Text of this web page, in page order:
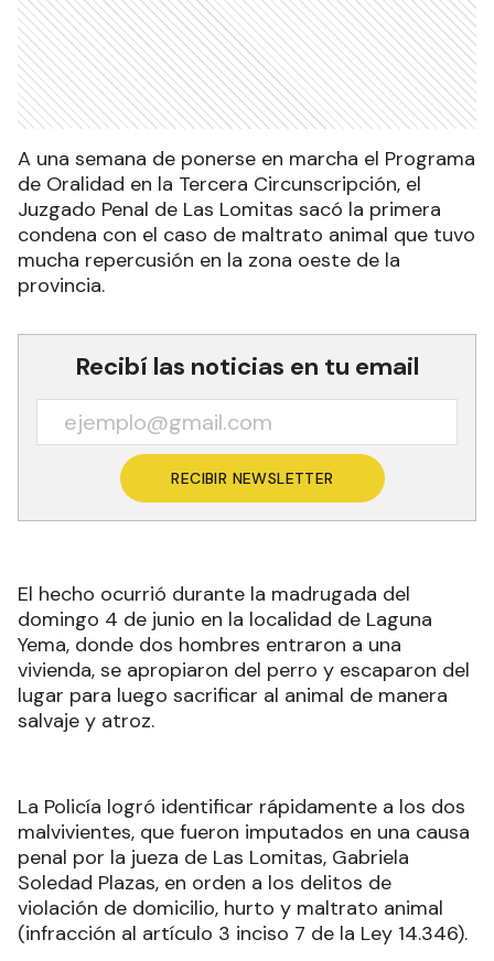
A una semana de ponerse en marcha el Programa
de Oralidad en la Tercera Circunscripción, el
Juzgado Penal de Las Lomitas sacó la primera
condena con el caso de maltrato animal que tuvo
mucha repercusión en la zona oeste de la
provincia.
Recibí las noticias en tu email
RECIBIR NEWSLETTER
El hecho ocurrió durante la madrugada del
domingo 4 de junio en la localidad de Laguna
Yema, donde dos hombres entraron a una
vivienda, se apropiaron del perro y escaparon del
lugar para luego sacrificar al animal de manera
salvaje y atroz.
La Policía logró identificar rápidamente a los dos
malvivientes, que fueron imputados en una causa
penal por la jueza de Las Lomitas, Gabriela
Soledad Plazas, en orden a los delitos de
violación de domicilio, hurto y maltrato animal
(infracción al artículo 3 inciso 7 de la Ley 14.346).